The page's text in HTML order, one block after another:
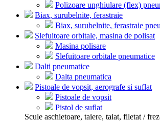
Polizoare unghiulare (flex)
Biax, surubelnite, ferastraie
Biax, surubelnite, ferastraie
Slefuitoare orbitale, masina de polisat
Masina polisare
Slefuitoare orbitale pneumatice
Dalti pneumatice
Dalta pneumatica
Pistoale de vopsit, aerografe si suflat
Pistoale de vopsit
Pistol de suflat
Scule aschietoare, taiere, taiat, filetat /